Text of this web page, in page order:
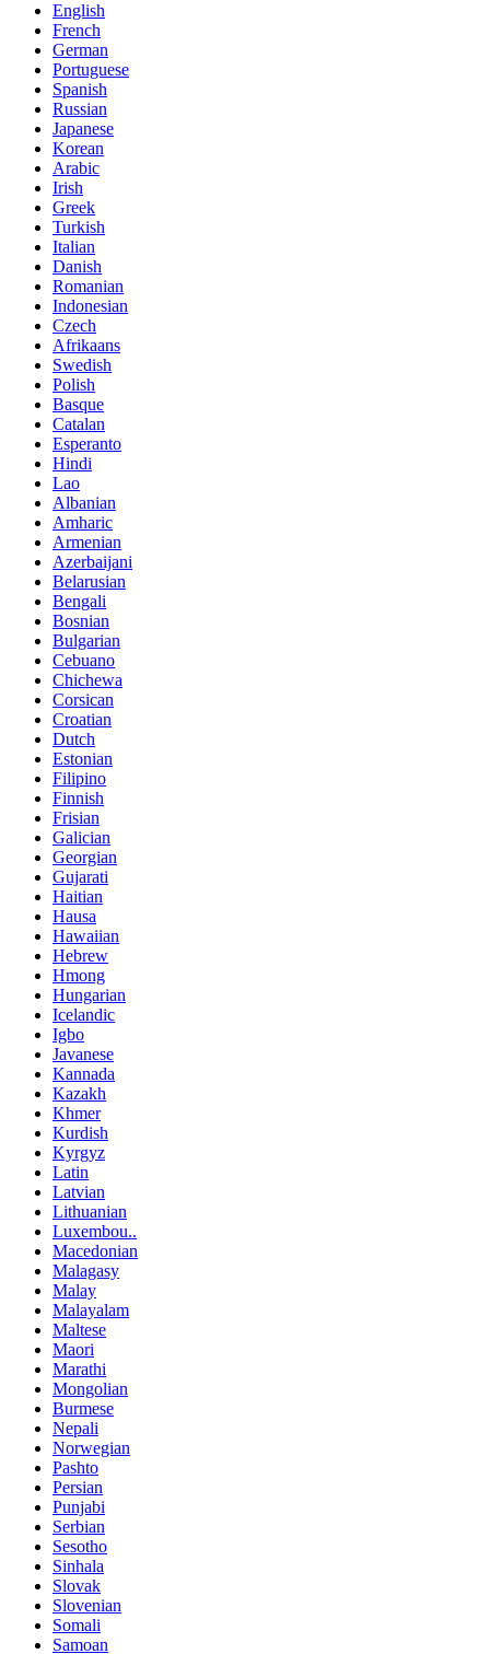
English
French
German
Portuguese
Spanish
Russian
Japanese
Korean
Arabic
Irish
Greek
Turkish
Italian
Danish
Romanian
Indonesian
Czech
Afrikaans
Swedish
Polish
Basque
Catalan
Esperanto
Hindi
Lao
Albanian
Amharic
Armenian
Azerbaijani
Belarusian
Bengali
Bosnian
Bulgarian
Cebuano
Chichewa
Corsican
Croatian
Dutch
Estonian
Filipino
Finnish
Frisian
Galician
Georgian
Gujarati
Haitian
Hausa
Hawaiian
Hebrew
Hmong
Hungarian
Icelandic
Igbo
Javanese
Kannada
Kazakh
Khmer
Kurdish
Kyrgyz
Latin
Latvian
Lithuanian
Luxembou..
Macedonian
Malagasy
Malay
Malayalam
Maltese
Maori
Marathi
Mongolian
Burmese
Nepali
Norwegian
Pashto
Persian
Punjabi
Serbian
Sesotho
Sinhala
Slovak
Slovenian
Somali
Samoan